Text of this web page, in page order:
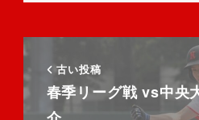
古い投稿
春季リーグ戦 vs中